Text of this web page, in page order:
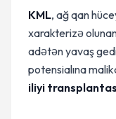
KML, ağ qan
xarakterizə
adətən yavaş
potensialına
iliyi